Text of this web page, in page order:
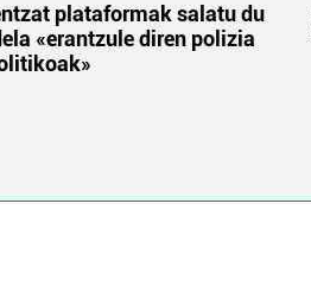
plataformak salatu du
«erantzule diren polizia